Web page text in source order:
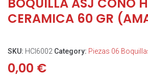
CERAMICA 60 GR
SKU: HCI6002 Category: Piezas 06
0,00 €